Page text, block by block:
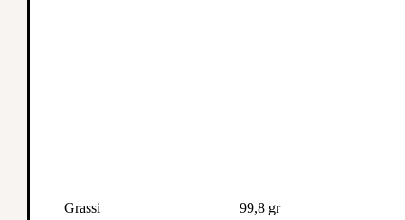
Grassi
99,8 gr